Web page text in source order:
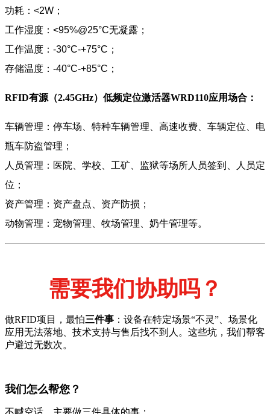
功耗：<2W；
工作湿度：<95%@25°C无凝露；
工作温度：-30°C-+75°C；
存储温度：-40°C-+85°C；
RFID有源（2.45GHz）低频定位激活器WRD110应用场合：
车辆管理：停车场、特种车辆管理、高速收费、车辆定位、电
瓶车防盗管理；
人员管理：医院、学校、工矿、监狱等场所人员签到、人员定
位；
资产管理：资产盘点、资产防损；
动物管理：宠物管理、牧场管理、奶牛管理等。
需要我们协助吗？
做RFID项目，最怕三件事 ：设备在特定场景“不灵”、场景化
应用无法落地、技术支持与售后找不到人。这些坑，我们帮客
户避过无数次。
我们怎么帮您？
不喊空话，主要做三件具体的事：